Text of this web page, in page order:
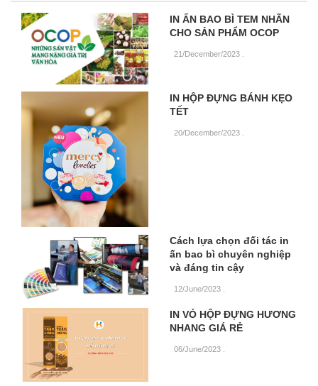
IN ẤN BAO BÌ TEM NHÃN
CHO SẢN PHẨM OCOP
21/December/2023 .
IN HỘP ĐỰNG BÁNH KẸO
TẾT
20/December/2023
Cách lựa chọn đối tác in
ấn bao bì chuyên nghiệp
và đáng tin cậy
12/June/2023
IN VỎ HỘP ĐỰNG HƯƠNG
NHANG GIÁ RẺ
06/June/2023